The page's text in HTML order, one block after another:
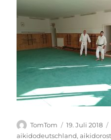
Autor
TomTom
Veröffentlicht
am
19. Juli 2018
aikidodeutschland,